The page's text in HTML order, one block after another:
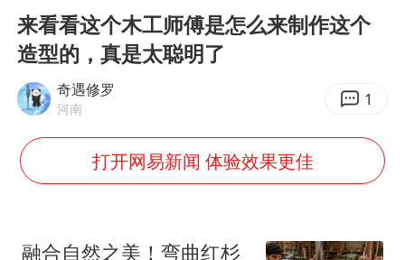
白海豚将正面袭击贯穿浙江
酒店回应车内过夜被收150元
杭州全市有序停课
夏日经济乘“热”而上 消费市场向“新”而行
来看看这个木工师傅是怎么来制作这个
造型的，真是太聪明了
奇遇修罗
河南 1
打开网易新闻 体验效果更佳
融合自然之美！弯曲红杉